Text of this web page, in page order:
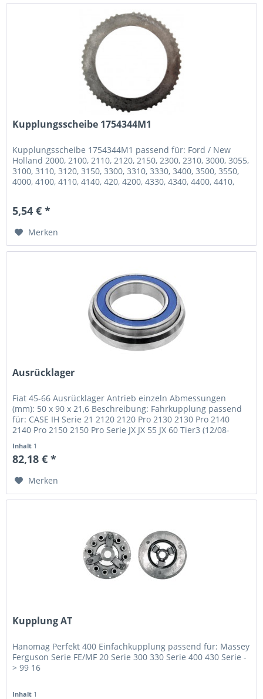
Kupplungsscheibe 1754344M1
Kupplungsscheibe 1754344M1 passend für: Ford / New
Holland 2000, 2100, 2110, 2120, 2150, 2300, 2310, 3000, 3055,
3100, 3110, 3120, 3150, 3300, 3310, 3330, 3400, 3500, 3550,
4000, 4100, 4110, 4140, 420, 4200, 4330, 4340, 4400, 4410,
5,54 € *
Merken
Ausrücklager
Fiat 45-66 Ausrücklager Antrieb einzeln Abmessungen
(mm): 50 x 90 x 21,6 Beschreibung: Fahrkupplung passend
für: CASE IH Serie 21 2120 2120 Pro 2130 2130 Pro 2140
2140 Pro 2150 2150 Pro Serie JX JX 55 JX 60 Tier3 (12/08-
Inhalt 1
82,18 € *
Merken
Kupplung AT
Hanomag Perfekt 400 Einfachkupplung passend für: Massey
Ferguson Serie FE/MF 20 Serie 300 330 Serie 400 430 Serie -
> 99 16
Inhalt 1